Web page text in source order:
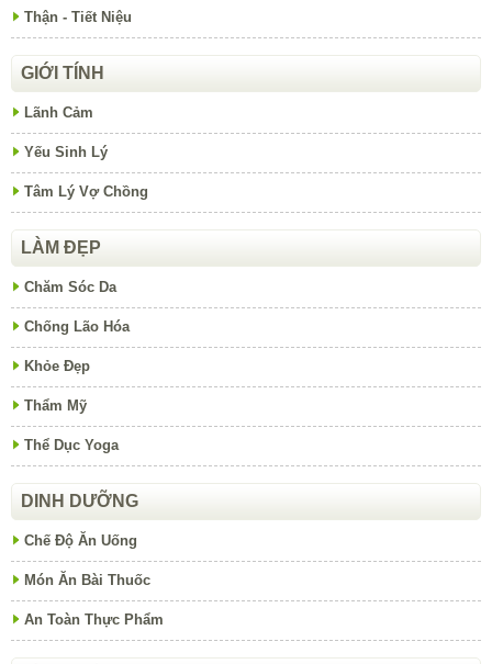
Thận - Tiết Niệu
GIỚI TÍNH
Lãnh Cảm
Yếu Sinh Lý
Tâm Lý Vợ Chồng
LÀM ĐẸP
Chăm Sóc Da
Chống Lão Hóa
Khỏe Đẹp
Thẩm Mỹ
Thể Dục Yoga
DINH DƯỠNG
Chế Độ Ăn Uống
Món Ăn Bài Thuốc
An Toàn Thực Phẩm